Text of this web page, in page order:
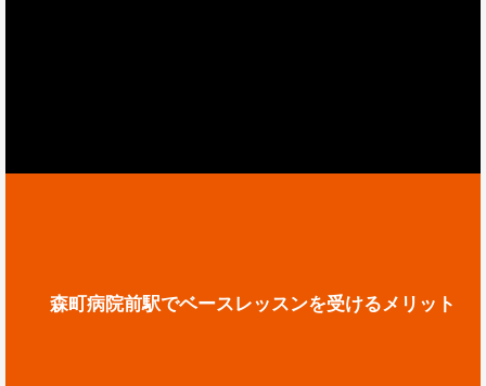
森町病院前駅でベースレッスンを受けるメリット